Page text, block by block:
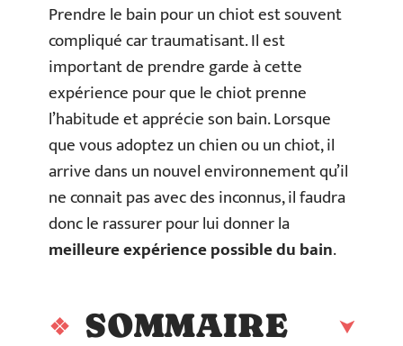
Prendre le bain pour un chiot est souvent
compliqué car traumatisant. Il est
important de prendre garde à cette
expérience pour que le chiot prenne
l’habitude et apprécie son bain. Lorsque
que vous adoptez un chien ou un chiot, il
arrive dans un nouvel environnement qu’il
ne connait pas avec des inconnus, il faudra
donc le rassurer pour lui donner la
meilleure expérience possible du bain.
SOMMAIRE